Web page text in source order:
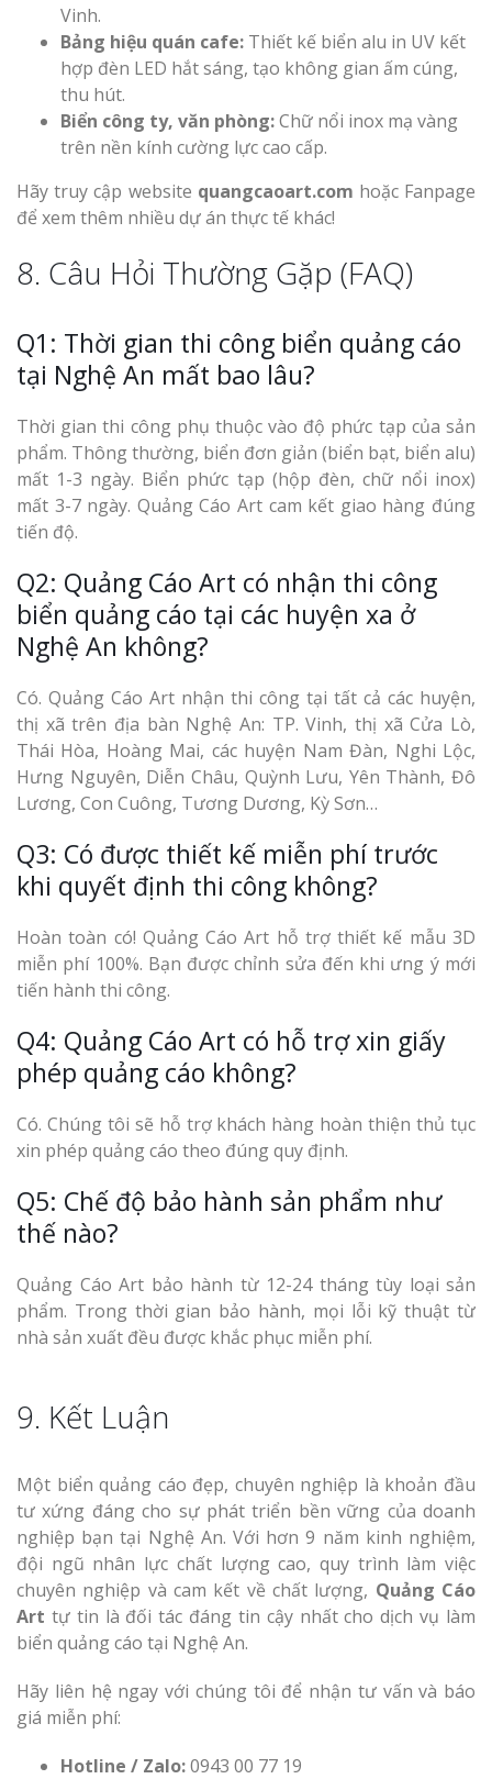
Vinh.
Bảng hiệu quán cafe: Thiết kế biển alu in UV kết
hợp đèn LED hắt sáng, tạo không gian ấm cúng,
thu hút.
Biển công ty, văn phòng:Chữ nổi inox mạ vàng
trên nền kính cường lực cao cấp.
Hãy truy cập website quangcaoart.com hoặc Fanpage
để xem thêm nhiều dự án thực tế khác!
8. Câu Hỏi Thường Gặp (FAQ)
Q1: Thời gian thi công biển quảng cáo
tại Nghệ An mất bao lâu?
Thời gian thi công phụ thuộc vào độ phức tạp của sản
phẩm. Thông thường, biển đơn giản (biển bạt, biển alu)
mất 1-3 ngày. Biển phức tạp (hộp đèn, chữ nổi inox)
mất 3-7 ngày. Quảng Cáo Art cam kết giao hàng đúng
tiến độ.
Q2: Quảng Cáo Art có nhận thi công
biển quảng cáo tại các huyện xa ở
Nghệ An không?
Có. Quảng Cáo Art nhận thi công tại tất cả các huyện,
thị xã trên địa bàn Nghệ An: TP. Vinh, thị xã Cửa Lò,
Thái Hòa, Hoàng Mai, các huyện Nam Đàn, Nghi Lộc,
Hưng Nguyên, Diễn Châu, Quỳnh Lưu, Yên Thành, Đô
Lương, Con Cuông, Tương Dương, Kỳ Sơn…
Q3: Có được thiết kế miễn phí trước
khi quyết định thi công không?
Hoàn toàn có! Quảng Cáo Art hỗ trợ thiết kế mẫu 3D
miễn phí 100%. Bạn được chỉnh sửa đến khi ưng ý mới
tiến hành thi công.
Q4: Quảng Cáo Art có hỗ trợ xin giấy
phép quảng cáo không?
Có. Chúng tôi sẽ hỗ trợ khách hàng hoàn thiện thủ tục
xin phép quảng cáo theo đúng quy định.
Q5: Chế độ bảo hành sản phẩm như
thế nào?
Quảng Cáo Art bảo hành từ 12-24 tháng tùy loại sản
phẩm. Trong thời gian bảo hành, mọi lỗi kỹ thuật từ
nhà sản xuất đều được khắc phục miễn phí.
9. Kết Luận
Một biển quảng cáo đẹp, chuyên nghiệp là khoản đầu
tư xứng đáng cho sự phát triển bền vững của doanh
nghiệp bạn tại Nghệ An. Với hơn 9 năm kinh nghiệm,
đội ngũ nhân lực chất lượng cao, quy trình làm việc
chuyên nghiệp và cam kết về chất lượng, Quảng Cáo
Art tự tin là đối tác đáng tin cậy nhất cho dịch vụ làm
biển quảng cáo tại Nghệ An.
Hãy liên hệ ngay với chúng tôi để nhận tư vấn và báo
giá miễn phí:
Hotline / Zalo:0943 00 77 19